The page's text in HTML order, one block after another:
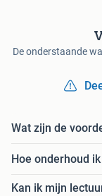
De onderstaande
Wat zijn de
Hoe onderhoud
Kan ik mijn